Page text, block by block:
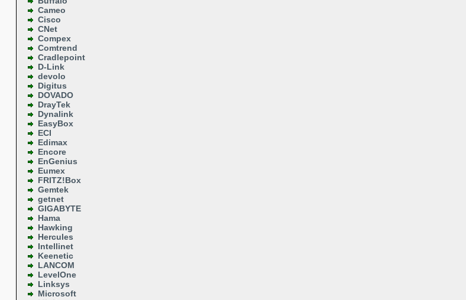
Cameo
Cisco
CNet
Compex
Comtrend
Cradlepoint
D-Link
devolo
Digitus
DOVADO
DrayTek
Dynalink
EasyBox
ECI
Edimax
Encore
EnGenius
Eumex
FRITZ!Box
Gemtek
getnet
GIGABYTE
Hama
Hawking
Hercules
Intellinet
Keenetic
LANCOM
LevelOne
Linksys
Microsoft